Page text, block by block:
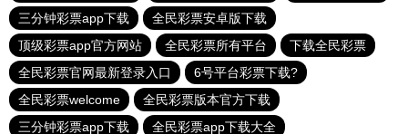
三分钟彩票app下载
全民彩票安卓版下载
顶级彩票app官方网站
全民彩票所有平台
下载全民彩票
全民彩票官网最新登录入口
6号平台彩票下载?
全民彩票welcome
全民彩票版本官方下载
三分钟彩票app下载
全民彩票app下载大全